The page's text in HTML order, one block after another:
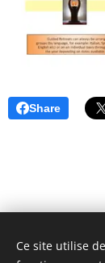
Share
Unione Superiori
Ce site utilise